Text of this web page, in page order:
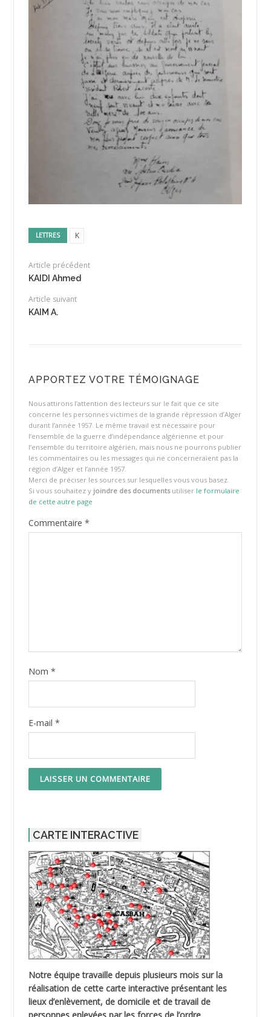
LETTRES K
Article précédent
KAIDI Ahmed
Article suivant
KAIM A.
APPORTEZ VOTRE TÉMOIGNAGE
Nous attirons l’attention des lecteurs sur le fait que ce site
concerne les personnes victimes de la grande répression d’Alger
durant l’année 1957. Le même travail est nécessaire pour
l’ensemble de la guerre d’indépendance algérienne et pour
l’ensemble du territoire algérien, mais nous ne pourrons publier
les commentaires ou les messages qui ne concerneraient pas la
région d’Alger et l’année 1957.
Merci de préciser les sources sur lesquelles vous vous basez.
Si vous souhaitez y joindre des documentsutiliser le formulaire
de cette autre page
Commentaire *
Nom *
E-mail *
CARTE INTERACTIVE
Notre équipe travaille depuis plusieurs mois sur la
réalisation de cette carte interactive présentant les
lieux d’enlèvement, de domicile et de travail de